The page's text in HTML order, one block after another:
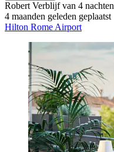
Robert Verblijf van 4 nachten
4 maanden geleden geplaatst
Hilton Rome Airport